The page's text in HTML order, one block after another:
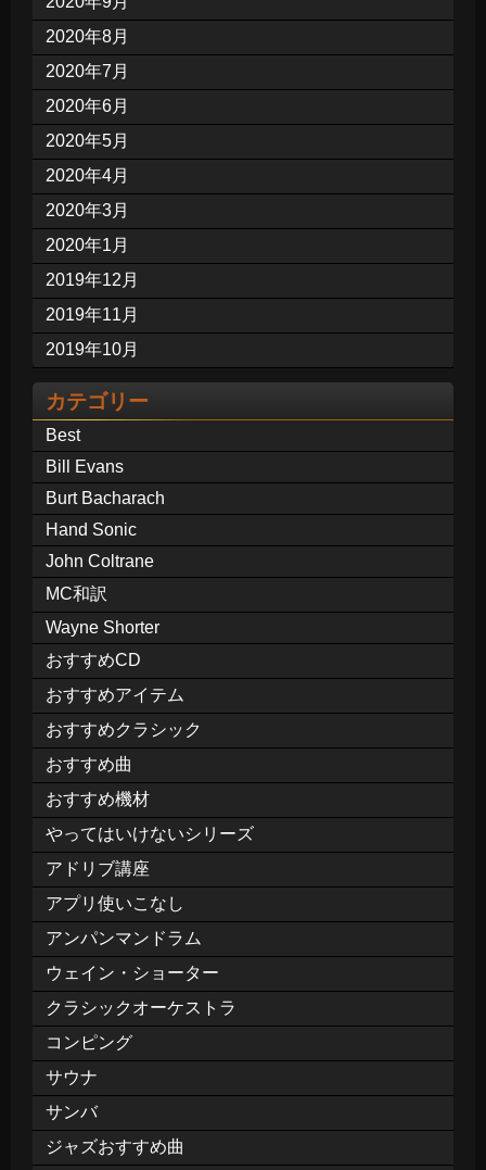
2020年8月
2020年7月
2020年6月
2020年5月
2020年4月
2020年3月
2020年1月
2019年12月
2019年11月
2019年10月
カテゴリー
Best
Bill Evans
Burt Bacharach
Hand Sonic
John Coltrane
MC和訳
Wayne Shorter
おすすめCD
おすすめアイテム
おすすめクラシック
おすすめ曲
おすすめ機材
やってはいけないシリーズ
アドリブ講座
アプリ使いこなし
アンパンマンドラム
ウェイン・ショーター
クラシックオーケストラ
コンピング
サウナ
サンバ
ジャズおすすめ曲